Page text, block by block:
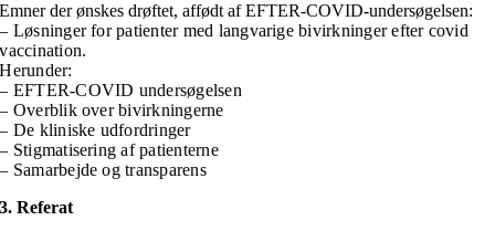
Emner der ønskes drøftet, affødt af EFTER-COVID-undersøgelsen:
– Løsninger for patienter med langvarige bivirkninger efter covid
vaccination.
Herunder:
– EFTER-COVID undersøgelsen
– Overblik over bivirkningerne
– De kliniske udfordringer
– Stigmatisering af patienterne
– Samarbejde og transparens
3. Referat